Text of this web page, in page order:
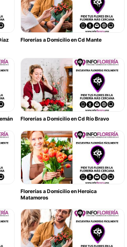
Florerías a Domicilio en Cd Mante
Florerías a Domicilio en Cd Río Bravo
Florerías a Domicilio en Heroica
Matamoros